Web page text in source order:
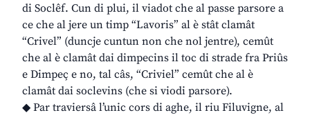
di Soclêf. Cun di plui, il viadot che al passe parsore a
ce che al jere un timp “Lavoris” al è stât clamât
“Crivel” (duncje cuntun non che nol jentre), cemût
che al è clamât dai dimpecins il toc di strade fra Priûs
e Dimpeç e no, tal câs, “Criviel” cemût che al è
clamât dai soclevins (che si viodi parsore).
◆ Par traviersâ l’unic cors di aghe, il riu Filuvigne, al